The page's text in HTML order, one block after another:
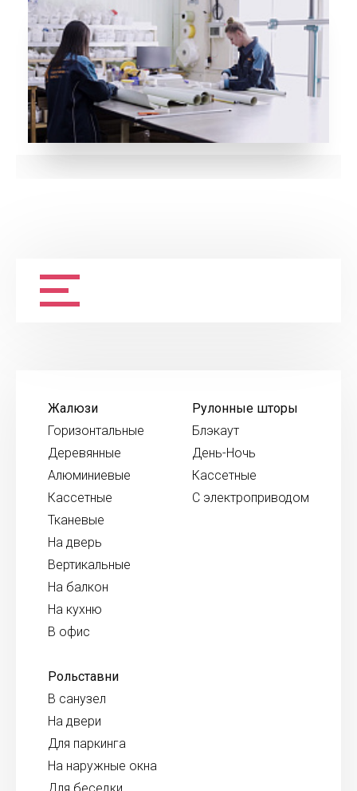
Жалюзи
Горизонтальные
Деревянные
Алюминиевые
Кассетные
Тканевые
На дверь
Вертикальные
На балкон
На кухню
В офис
Рулонные шторы
Блэкаут
День-Ночь
Кассетные
С электроприводом
Рольставни
В санузел
На двери
Для паркинга
На наружные окна